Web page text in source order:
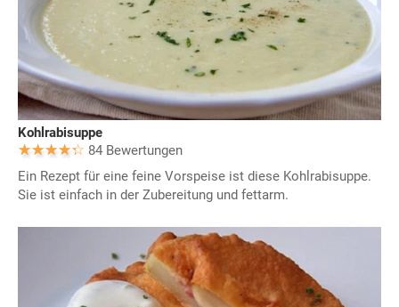
Kohlrabisuppe
84 Bewertungen
Ein Rezept für eine feine Vorspeise ist diese Kohlrabisuppe.
Sie ist einfach in der Zubereitung und fettarm.